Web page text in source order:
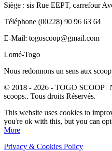
Siège : sis Rue EEPT, carrefour
Téléphone (00228) 90 96 63 64
E-Mail: togoscoop@gmail.com
Lomé-Togo
Nous redonnons un sens aux
© 2018 - 2026 - TOGO SCOOP |
scoops.. Tous droits Réservés.
This website uses cookies to
you're ok with this, but you can
More
Privacy & Cookies Policy